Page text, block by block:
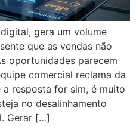
gera um volume
que as vendas não
oportunidades parecem
comercial reclama da
resposta for sim, é muito
no desalinhamento
Gerar […]